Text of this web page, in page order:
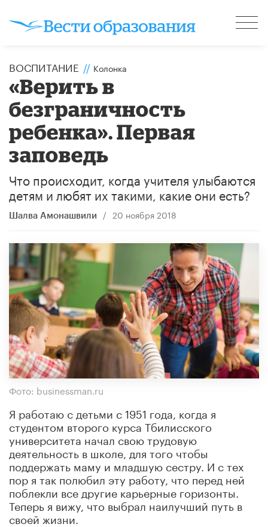
ВОСПИТАНИЕ // Колонка
«Верить в
безграничность
ребенка». Первая
заповедь
Что происходит, когда учителя улыбаются
детям и любят их такими, какие они есть?
Шалва Амонашвили / 20 ноября 2018
Фото: businessman.ru
Я работаю с детьми с 1951 года, когда я
студентом второго курса Тбилисского
университета начал свою трудовую
деятельность в школе, для того чтобы
поддержать маму и младшую сестру. И с тех
пор я так полюбил эту работу, что перед ней
поблекли все другие карьерные горизонты.
Теперь я вижу, что выбрал наилучший путь в
своей жизни.